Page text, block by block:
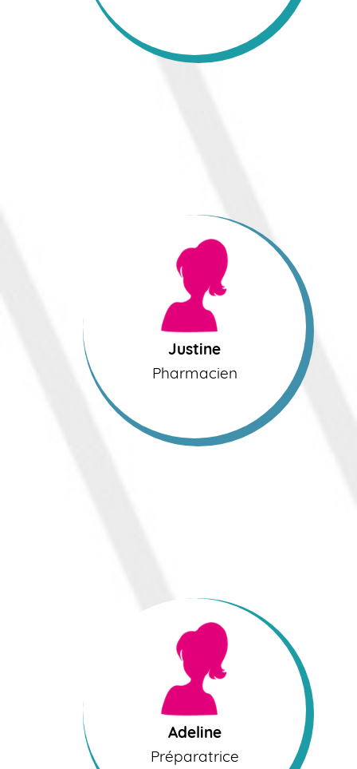
Justine
Pharmacien
Justine
Pharmacien
Adeline
Préparatrice
Adeline
Préparatrice